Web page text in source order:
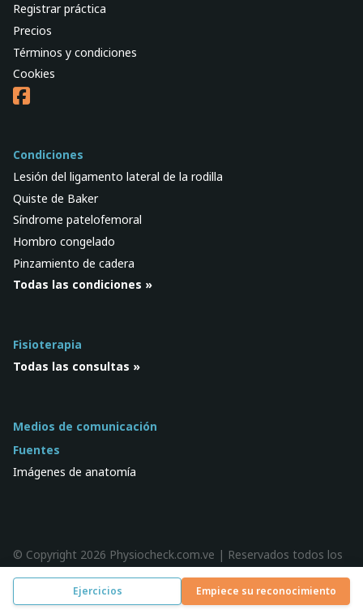
Ejercicios Empiece su reconocimiento
Registrar práctica
Precios
Términos y condiciones
Cookies
Condiciones
Lesión del ligamento lateral de la rodilla
Quiste de Baker
Síndrome patelofemoral
Hombro congelado
Pinzamiento de cadera
Todas las condiciones »
Fisioterapia
Todas las consultas »
Medios de comunicación
Fuentes
Imágenes de anatomía
© Copyright 2026 Physiocheck.com.ve | Reservados todos los
derechos |Privacidad| Diseño:SWiF